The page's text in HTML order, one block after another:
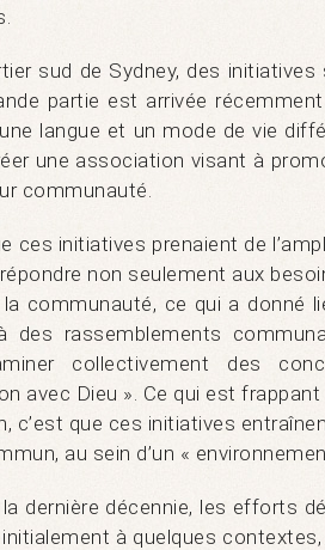
sud de Sydney, des
partie est arrivée
langue et un mode de vie
une association visant à
communauté.
ces initiatives prenaient de
non seulement aux
communauté, ce qui a donné
des rassemblements
collectivement des
avec Dieu ». Ce qui est
c’est que ces initiatives
au sein d’un «
dernière décennie, les efforts
à quelques